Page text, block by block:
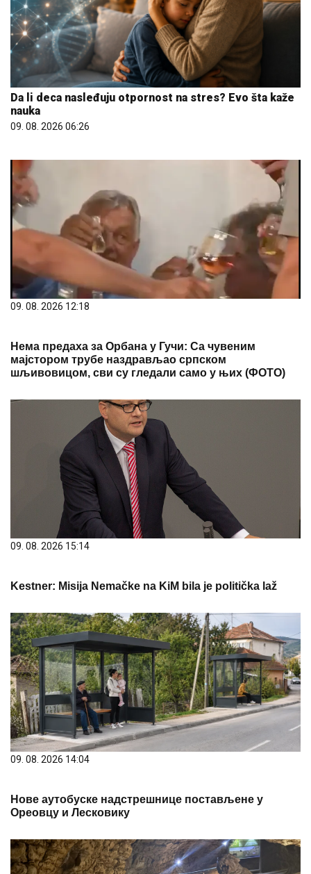
Da li deca nasleđuju otpornost na stres? Evo šta kaže
nauka
09. 08. 2026 06:26
09. 08. 2026 12:18
Нема предаха за Орбана у Гучи: Са чувеним
мајстором трубе наздрављао српском
шљивовицом, сви су гледали само у њих (ФОТО)
09. 08. 2026 15:14
Kestner: Misija Nemačke na KiM bila je politička laž
09. 08. 2026 14:04
Нове аутобуске надстрешнице постављене у
Ореовцу и Лесковику